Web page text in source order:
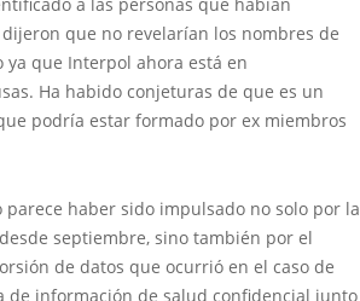
que no revelarían los nombres de
que Interpol ahora está en
Ha habido conjeturas de que es un
podría estar formado por ex miembros
haber sido impulsado no solo por la
septiembre, sino también por el
de datos que ocurrió en el caso de
de información de salud confidencial junto